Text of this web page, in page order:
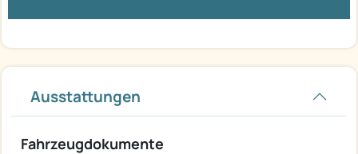
Ausstattungen
Fahrzeugdokumente